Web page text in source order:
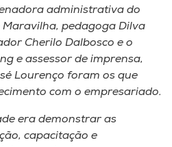
administrativa do
pedagoga Dilva
Cherilo Dalbosco e o
e assessor de imprensa,
Lourenço foram os que
com o empresariado.
era demonstrar as
capacitação e